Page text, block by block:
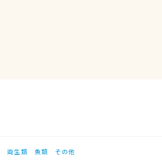
両生類 魚類 その他